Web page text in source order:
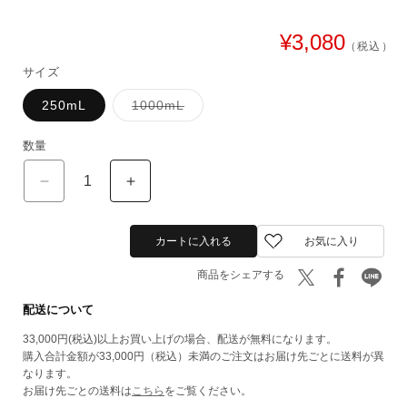
通
¥3,080（税込）
サイズ
250mL 1000mLバ
リ
れ
て
で
き
ま
ん
数量
ボ
ナ
ン
ス
シ
ャ
ン
プ
No.4
ボ
メ
ス
シ
プ
カートに入れる お気に入り
商品をシェアする
配送について
33,000円(税込)以上お買い上げの場合、配送が無料になります。
購入合計金額が33,000円（税込）未満のご注文はお届け先ごとに送料が異
なります。
お届け先ごとの送料はこちら をご覧ください。